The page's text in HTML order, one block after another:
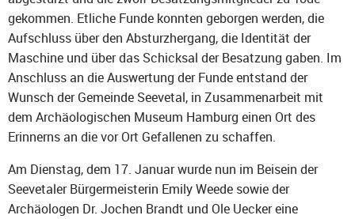
gekommen. Etliche Funde konnten geborgen werden, die
Aufschluss über den Absturzhergang, die Identität der
Maschine und über das Schicksal der Besatzung gaben. Im
Anschluss an die Auswertung der Funde entstand der
Wunsch der Gemeinde Seevetal, in Zusammenarbeit mit
dem Archäologischen Museum Hamburg einen Ort des
Erinnerns an die vor Ort Gefallenen zu schaffen.
Am Dienstag, dem 17. Januar wurde nun im Beisein der
Seevetaler Bürgermeisterin Emily Weede sowie der
Archäologen Dr. Jochen Brandt und Ole Uecker eine